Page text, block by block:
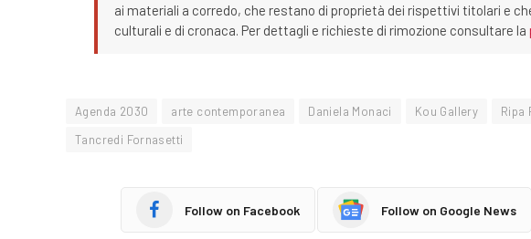
ai materiali a corredo, che restano di proprietà dei rispettivi titolari e
culturali e di cronaca. Per dettagli e richieste di rimozione consultare la
Agenda 2030 arte contemporanea Daniela Monaci Kou Gallery Ripa
Tancredi Fornasetti
Follow on Facebook Follow on Google News